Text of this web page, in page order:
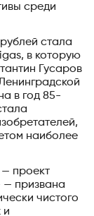
среди
стала
в которую
Гусаров
в год 85-
наиболее
проект
— призвана
чистого
и